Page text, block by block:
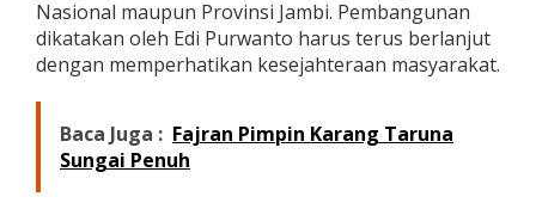
r
o
k
a
s
Nasional maupun Provinsi Jambi. Pembangunan
dikatakan oleh Edi Purwanto harus terus berlanjut
dengan memperhatikan kesejahteraan masyarakat.
Baca Juga : Fajran Pimpin Karang Taruna
Sungai Penuh